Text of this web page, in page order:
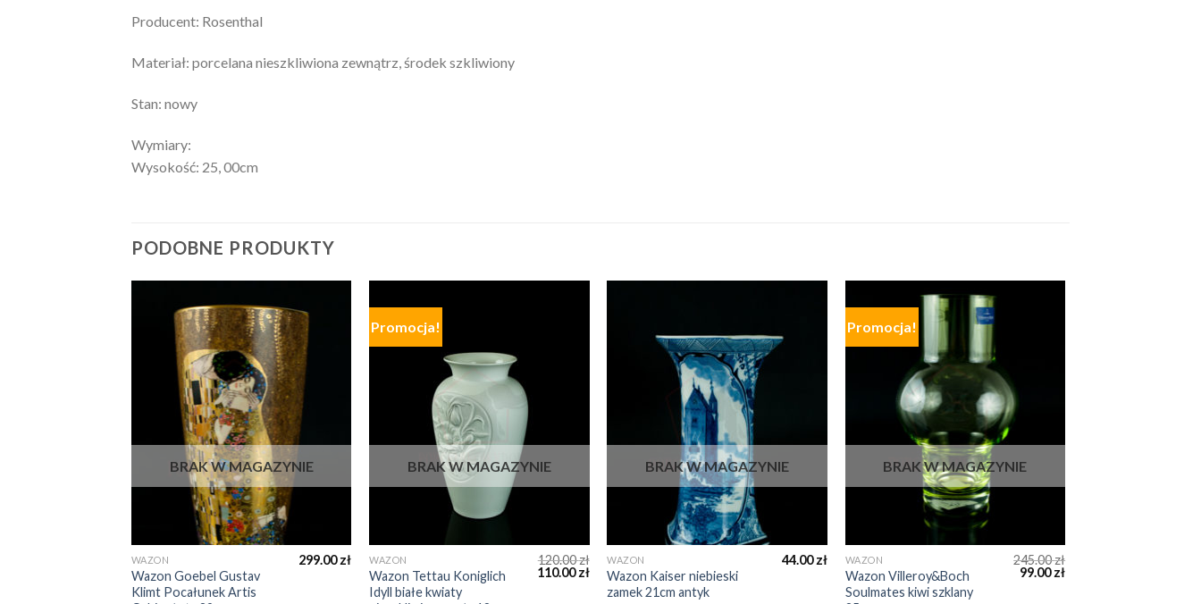
Producent: Rosenthal
Materiał: porcelana nieszkliwiona zewnątrz, środek szkliwiony
Stan: nowy
Wymiary:
Wysokość: 25, 00cm
PODOBNE PRODUKTY
BRAK W MAGAZYNIE
WAZON
Wazon Goebel Gustav
Klimt Pocałunek Artis
299.00zł
Promocja!
BRAK W MAGAZYNIE
WAZON
Wazon Tettau Koniglich
Idyll białe kwiaty
120.00zł
110.00zł
BRAK W MAGAZYNIE
WAZON
Wazon Kaiser niebieski
zamek 21cm antyk
44.00zł
Promocja!
BRAK W MAGAZYNIE
WAZON
Wazon Villeroy&Boch
Soulmates kiwi szklany
245.00zł
99.00zł